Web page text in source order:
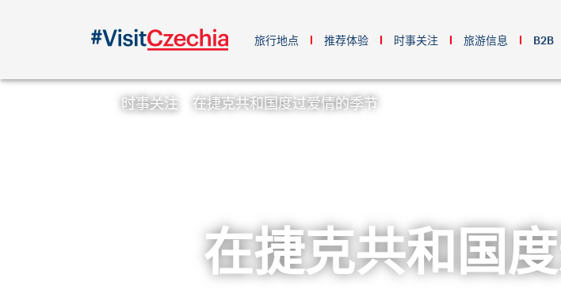
旅行地点 推荐体验 时事关注 旅游信息 B2B
时事关注 在捷克共和国度过爱情的季节
在捷克共和国